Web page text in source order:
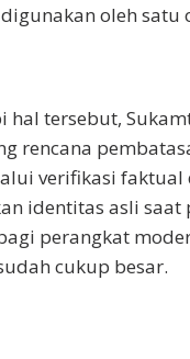
oleh satu
hal tersebut,
rencana
verifikasi faktual
identitas asli saat
perangkat
cukup besar.